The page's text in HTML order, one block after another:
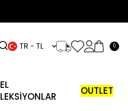
TR − TL 0
OUTLET